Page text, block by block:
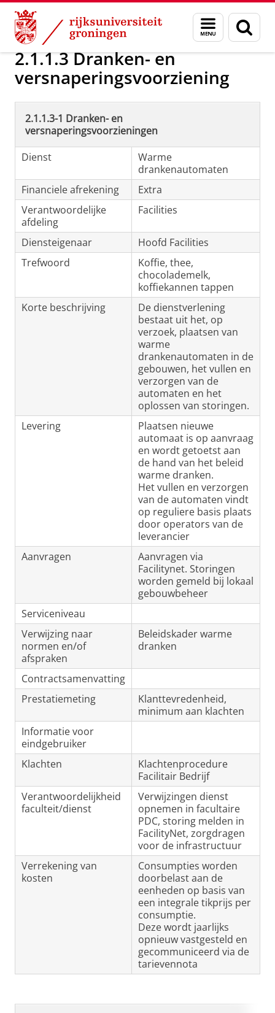
Skip
Content
Skip
Navigation
Menu
en
zoeken
Over ons Diensten en middelen
2.1.1.3 Dranken- en
versnaperingsvoorziening
2.1.1.3-1 Dranken- en
versnaperingsvoorzieningen
Dienst
Warme
drankenautomaten
Financiele afrekening
Extra
Verantwoordelijke
afdeling
Facilities
Diensteigenaar
Hoofd Facilities
Trefwoord
Koffie, thee,
chocolademelk,
koffiekannen tappen
Korte beschrijving
De dienstverlening
bestaat uit het, op
verzoek, plaatsen van
warme
drankenautomaten in de
gebouwen, het vullen en
verzorgen van de
automaten en het
oplossen van storingen.
Levering
Plaatsen nieuwe
automaat is op aanvraag
en wordt getoetst aan
de hand van het beleid
warme dranken.
Het vullen en verzorgen
van de automaten vindt
op reguliere basis plaats
door operators van de
leverancier
Aanvragen
Aanvragen via
Facilitynet. Storingen
worden gemeld bij lokaal
gebouwbeheer
Serviceniveau
Verwijzing naar
normen en/of
afspraken
Beleidskader warme
dranken
Contractsamenvatting
Prestatiemeting
Klanttevredenheid,
minimum aan klachten
Informatie voor
eindgebruiker
Klachten
Klachtenprocedure
Facilitair Bedrijf
Verantwoordelijkheid
faculteit/dienst
Verwijzingen dienst
opnemen in facultaire
PDC, storing melden in
FacilityNet, zorgdragen
voor de infrastructuur
Verrekening van
kosten
Consumpties worden
doorbelast aan de
eenheden op basis van
een integrale tikprijs per
consumptie.
Deze wordt jaarlijks
opnieuw vastgesteld en
gecommuniceerd via de
tarievennota